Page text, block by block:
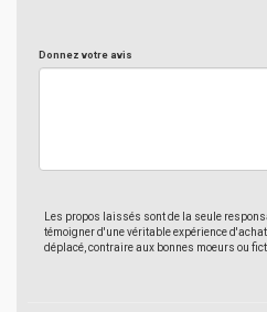
Donnez votre avis
Les propos laissés sont de la seule
témoigner d'une véritable expérience
déplacé, contraire aux bonnes moeurs ou